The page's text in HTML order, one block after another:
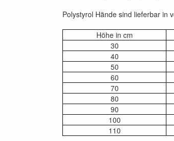
Polystyrol Hände sind lieferbar in
Höhe in cm
30
40
50
60
70
80
90
100
110